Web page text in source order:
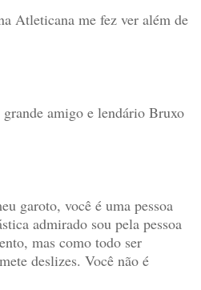
Atleticana me fez ver além de
amigo e lendário Bruxo
garoto, você é uma pessoa
admirado sou pela pessoa
mas como todo ser
deslizes. Você não é